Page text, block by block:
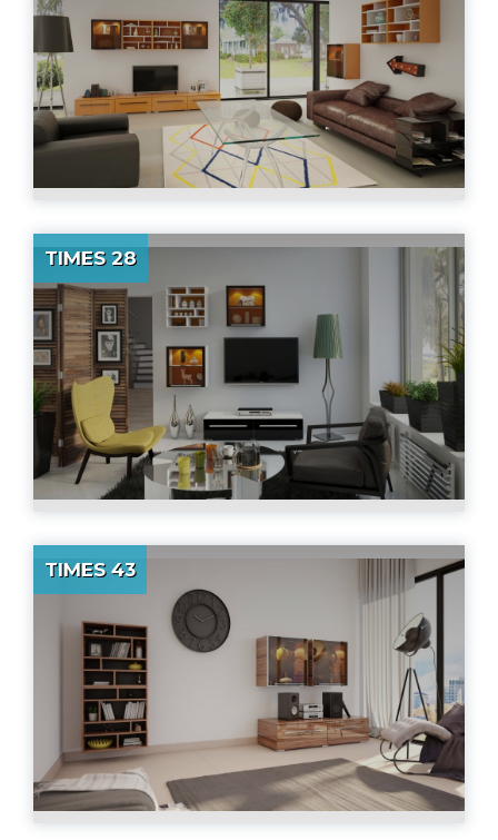
TIMES 28
TIMES 43